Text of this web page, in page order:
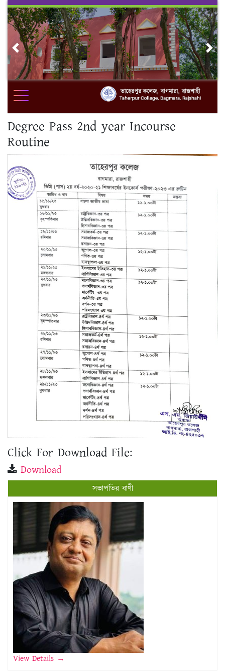
Skip
content
Previous
Degree Pass 2nd year Incourse
Routine
Click For Download File:
Download
সভাপতির বাণী
View Details →